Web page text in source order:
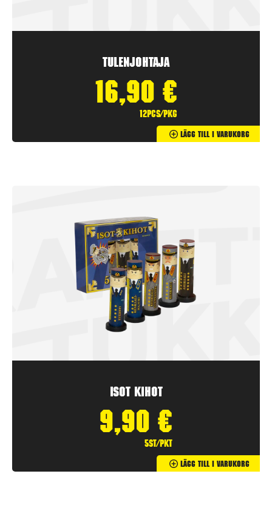
Tulenjohtaja
16,90 €
12pcs/pkg
Lägg Till I Varukorg
Isot Kihot
9,90 €
5st/pkt
Lägg Till I Varukorg